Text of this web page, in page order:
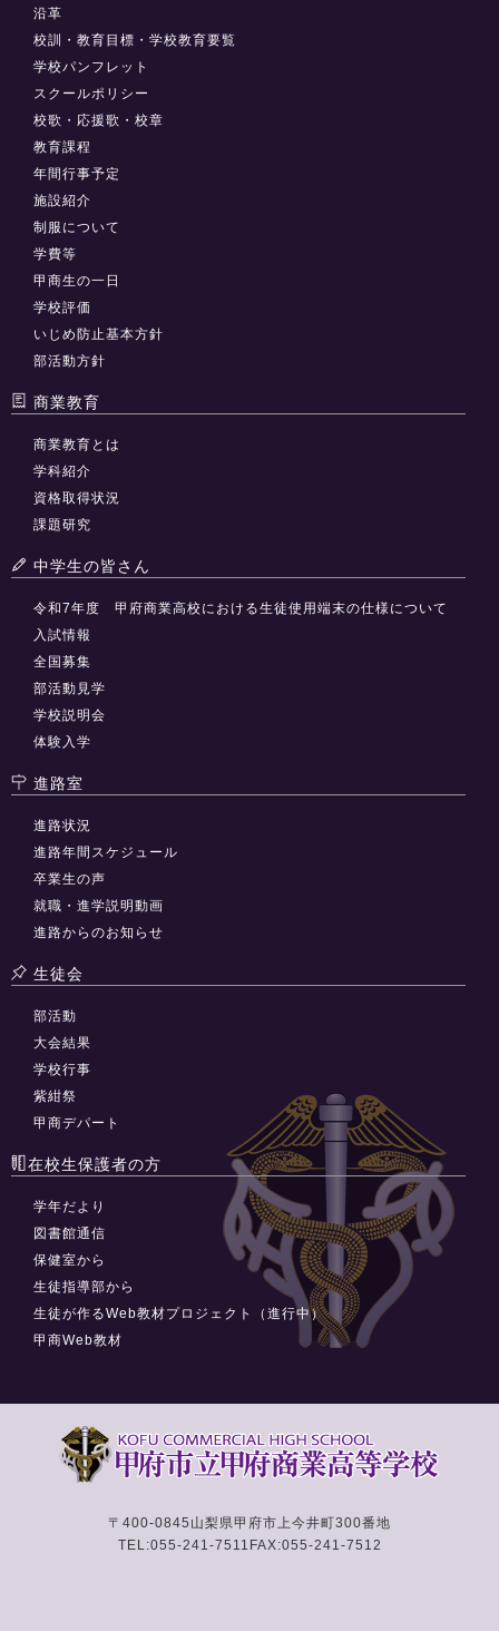
沿革
校訓・教育目標・学校教育要覧
学校パンフレット
スクールポリシー
校歌・応援歌・校章
教育課程
年間行事予定
施設紹介
制服について
学費等
甲商生の一日
学校評価
いじめ防止基本方針
部活動方針
商業教育
商業教育とは
学科紹介
資格取得状況
課題研究
中学生の皆さん
令和7年度 甲府商業高校における生徒使用端末の仕様について
入試情報
全国募集
部活動見学
学校説明会
体験入学
進路室
進路状況
進路年間スケジュール
卒業生の声
就職・進学説明動画
進路からのお知らせ
生徒会
部活動
大会結果
学校行事
紫紺祭
甲商デパート
在校生保護者の方
学年だより
図書館通信
保健室から
生徒指導部から
生徒が作るWeb教材プロジェクト（進行中）
甲商Web教材
〒400-0845 山梨県甲府市上今井町300番地
TEL:055-241-7511 FAX:055-241-7512